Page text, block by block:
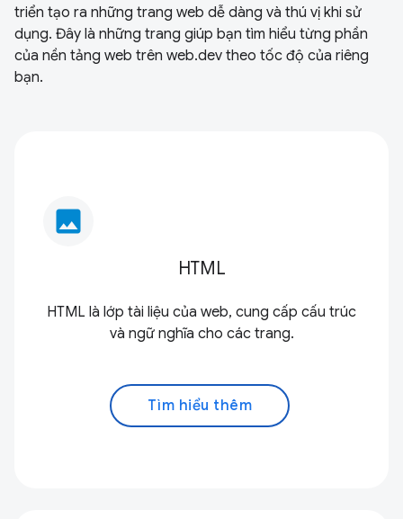
triển tạo ra những trang web dễ dàng và thú vị khi sử
dụng. Đây là những trang giúp bạn tìm hiểu từng phần
của nền tảng web trên web.dev theo tốc độ của riêng
bạn.
image
HTML
HTML là lớp tài liệu của web, cung cấp cấu trúc
và ngữ nghĩa cho các trang.
Tìm hiểu thêm